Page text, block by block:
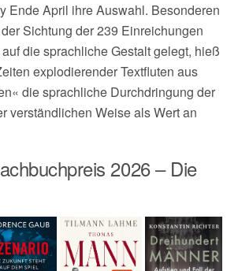
Ende April ihre Auswahl. Besonderen
Sichtung der 239 Einreichungen
die sprachliche Gestalt gelegt, hieß
explodierender Textfluten aus
die sprachliche Durchdringung der
verständlichen Weise als Wert an
2026 – Die